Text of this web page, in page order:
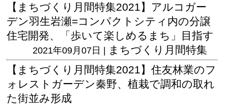
【まちづくり月間特集2021】アルコガー
デン羽生岩瀬=コンパクトシティ内の分譲
住宅開発、「歩いて楽しめるまち」目指す
2021年09月07日 | まちづくり月間特集
【まちづくり月間特集2021】住友林業のフ
ォレストガーデン秦野、植栽で調和の取れ
た街並み形成